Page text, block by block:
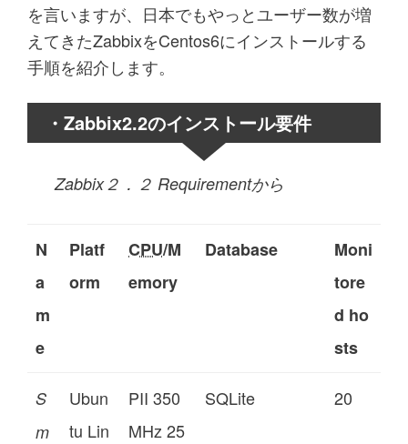
を言いますが、日本でもやっとユーザー数が増
えてきたZabbixをCentos6にインストールする
手順を紹介します。
・Zabbix2.2のインストール要件
Zabbix２．２ Requirementから
N
a
m
e
Platf
orm
CPU/M
emory
Database
Moni
tore
d ho
sts
S
m
Ubun
tu Lin
PII 350
MHz 25
SQLite 20